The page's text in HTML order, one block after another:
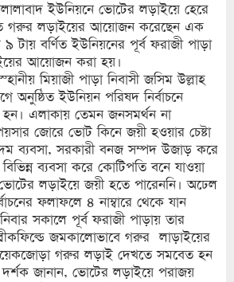
ইউনিয়নে ভোটের লড়াইয়ে হেরে
গরুর লড়াইয়ের আয়োজন করেছেন এক
৯ টায় বর্ণিত ইউনিয়নের পূর্ব ফরাজী পাড়া
আয়োজন করা হয়।
মিয়াজী পাড়া নিবাসী জসিম উল্লাহ
অনুষ্ঠিত ইউনিয়ন পরিষদ নির্বাচনে
হন। এলাকায় তেমন জনসমর্থন না
জোরে ভোট কিনে জয়ী হওয়ার চেষ্টা
ব্যবসা, সরকারী বনজ সম্পদ উজাড় করে
ব্যবসা করে কোটিপতি বনে যাওয়া
লড়াইয়ে জয়ী হতে পারেননি। অঢেল
ফলাফলে ৪ নাম্বারে থেকে যান
সকালে পূর্ব ফরাজী পাড়ায় তার
জমকালোভাবে গরুর লাড়াইয়ের
গরুর লড়াই দেখতে সমবেত হন
দর্শক জানান, ভোটের লড়াইয়ে পরাজয়